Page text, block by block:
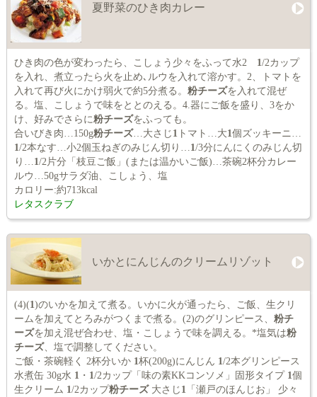
夏野菜のひき肉カレー
ひき肉の色が変わったら、こしょう少々をふって水2 1 /2カップ
を入れ、煮立ったら火を止め､ルウを入れて溶かす。2、トマトを
入れて再び火にかけ弱火で約5分煮る。 粉チーズを入れて混ぜ
る。塩、こしょうで味をととのえる。4.器にご飯を盛り、3をか
け、好みでさらに粉チーズをふっても。
合いびき肉…150g粉チーズ…大さじ 1 トマト…大1 個ズッキーニ…
1 /2本なす…小2個玉ねぎのみじん切り… 1 /3分にんにくのみじん切
り… 1 /2片分「枝豆ご飯」(または温かいご飯)…茶碗2杯分カレー
ルウ…50gサラダ油、こしょう、塩
カロリー:約713kcal
レタスクラブ
いかとにんじんのクリームリゾット
(4)(1 )のいかを加えて煮る。いかに火が通ったら、ご飯、生クリ
ームを加えてとろみがつくまで煮る。(2)のグリンピース、 粉チ
ーズを加え混ぜ合わせ、塩・こしょうで味を調える。*塩気は粉
チーズ、塩で調整してください。
ご飯・茶碗軽く 2杯分いか 1 杯(200g)にんじん 1 /2本グリンピース
水煮缶 30g水 1 ・ 1 /2カップ「味の素KKコンソメ」固形タイプ 1 個
生クリーム 1 /2カップ粉チーズ大さじ 1
「瀬戸のほんじお」 少々